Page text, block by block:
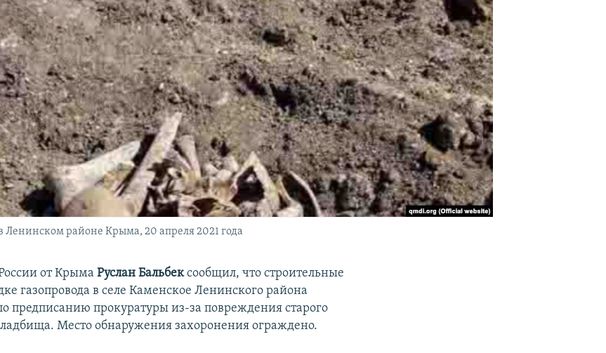
районе Крыма, 20 апреля 2021 года
от КрымаРуслан Бальбексообщил, что строительные
газопровода в селе Каменское Ленинского района
предписанию прокуратуры из-за повреждения старого
Место обнаружения захоронения ограждено.